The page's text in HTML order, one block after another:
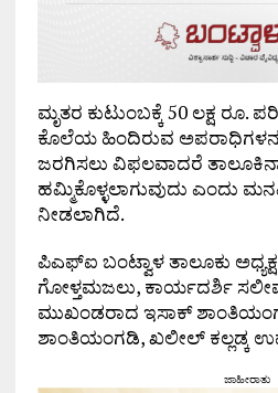
ಮೃತರ ಕುಟುಂಬಕ್ಕೆ 50 ಲಕ್ಷ ರೂ.
ಕೊಲೆಯ ಹಿಂದಿರುವ
ಜರಗಿಸಲು ವಿಫಲವಾದರೆ
ಹಮ್ಮಿಕೊಳ್ಳಲಾಗುವುದು ಎಂದು
ನೀಡಲಾಗಿದೆ.
ಪಿಎಫ್‌ಐ ಬಂಟ್ವಾಳ ತಾಲೂಕು
ಗೋಳ್ತಮಜಲು, ಕಾರ್ಯದರ್ಶಿ
ಮುಖಂಡರಾದ ಇಸಾಕ್
ಶಾಂತಿಯಂಗಡಿ, ಖಲೀಲ್ ಕಲ್ಲಡ್ಕ
ಜಾಹೀರಾತು